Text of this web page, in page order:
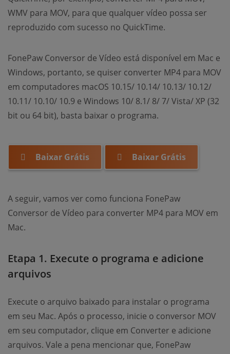
WMV para MOV, para que qualquer vídeo possa ser
reproduzido com sucesso no QuickTime.
FonePaw Conversor de Vídeo está disponível em Mac e
Windows, portanto, se quiser converter MP4 para MOV
em computadores macOS 10.15/ 10.14/ 10.13/ 10.12/
10.11/ 10.10/ 10.9 e Windows 10/ 8.1/ 8/ 7/ Vista/ XP (32
bit ou 64 bit), basta baixar o programa.
Baixar Grátis Baixar Grátis
A seguir, vamos ver como funciona FonePaw
Conversor de Vídeo para converter MP4 para MOV em
Mac.
Etapa 1. Execute o programa e adicione
arquivos
Execute o arquivo baixado para instalar o programa
em seu Mac. Após o processo, inicie o conversor MOV
em seu computador, clique em Converter e adicione
arquivos. Vale a pena mencionar que, FonePaw